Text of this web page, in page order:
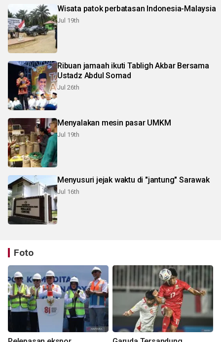
Wisata patok perbatasan Indonesia-Malaysia
Jul 19th
Ribuan jamaah ikuti Tabligh Akbar Bersama
Ustadz Abdul Somad
Jul 26th
Menyalakan mesin pasar UMKM
Jul 19th
Menyusuri jejak waktu di "jantung" Sarawak
Jul 16th
Foto